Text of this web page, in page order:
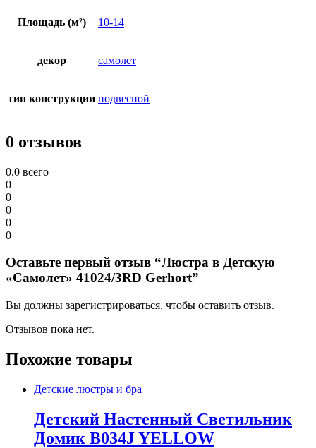
Площадь (м²) 10-14
декор самолет
тип конструкции подвесной
0 отзывов
0.0 всего
0
0
0
0
0
Оставьте первый отзыв “Люстра в Детскую
«Самолет» 41024/3RD Gerhort”
Вы должны зарегистрироваться, чтобы оставить отзыв.
Отзывов пока нет.
Похожие товары
Детские люстры и бра
Детский Настенный Светильник
Домик B034J YELLOW